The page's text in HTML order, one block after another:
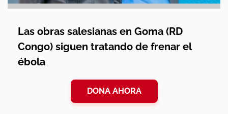
Las obras salesianas en Goma (RD
Congo) siguen tratando de frenar el
ébola
DONA AHORA